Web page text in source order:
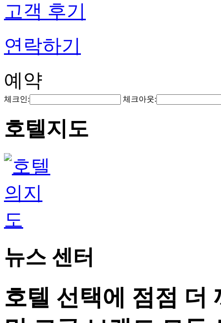
고객 후기
연락하기
예약
체크인: 체크아웃:
호텔지도
뉴스 센터
호텔 선택에 점점 더